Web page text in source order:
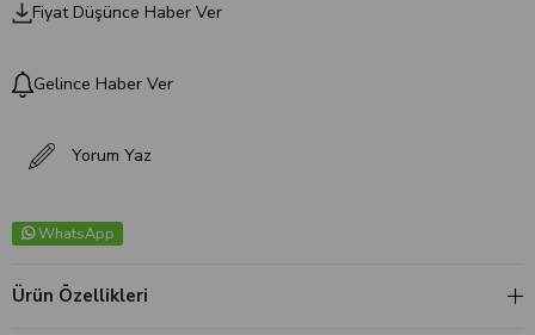
Fiyat Düşünce Haber Ver
Gelince Haber Ver
Yorum Yaz
WhatsApp
Ürün Özellikleri